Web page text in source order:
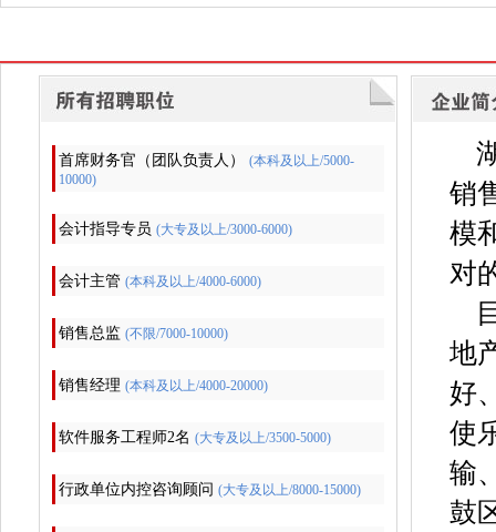
首席财务官（团队负责人）
(本科及以上/5000-
10000)
会计指导专员 (大专及以上/3000-6000)
会计主管 (本科及以上/4000-6000)
销售总监 (不限/7000-10000)
销售经理 (本科及以上/4000-20000)
软件服务工程师2名 (大专及以上/3500-5000)
行政单位内控咨询顾问 (大专及以上/8000-15000)
销
模
对
地
好
使
输
鼓